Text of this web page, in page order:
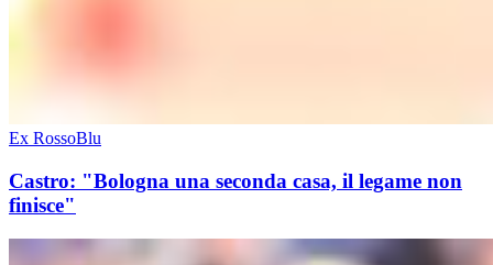
Ex RossoBlu
Castro: "Bologna una seconda casa, il legame non
finisce"